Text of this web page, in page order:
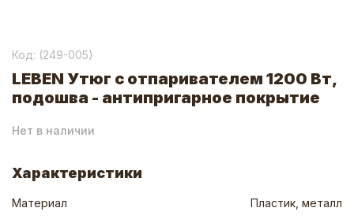
Код: (249-005)
LEBEN Утюг с отпаривателем 1200 Вт,
подошва - антипригарное покрытие
Нет в наличии
Характеристики
Материал
Пластик, металл